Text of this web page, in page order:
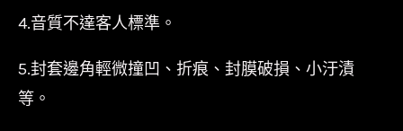
4.音質不達客人標準。
5.封套邊角輕微撞凹、折痕、封膜破損、小汙漬
等。